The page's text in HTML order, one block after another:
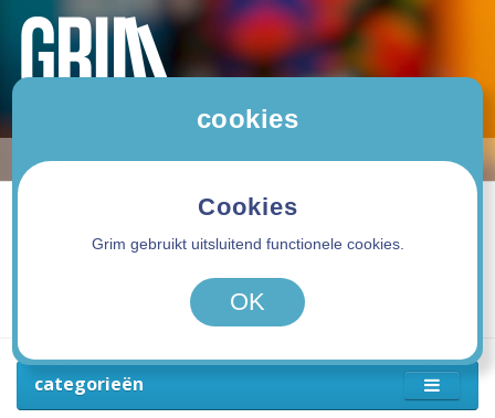
0 product(en) - 0,00€
categorieën
cookies
Cookies
Grim gebruikt uitsluitend functionele cookies.
OK